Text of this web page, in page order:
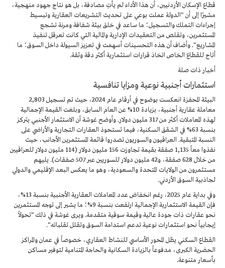
قطاع الإسكان الأردنيين، أن هذا الأداء لم يأتِ مصادفة، بل هو نتاج جهود منهجية،
مشيرًا إلى أن "الدولة عملت بوعي على تحديث التشريعات العقارية وتبسيط
إجراءات التملك والتسجيل؛ ما ساعد في خلق بيئة شفافة ومرنة تشجع
المستثمرين، وتقلص من التعقيدات الإدارية والمالية التي كانت تعرقل تنفيذ
المشاريع". وأضاف أن هذه التحسينات أسهمت في تعزيز السيولة داخل السوق؛ ما
أتاح للقطاع الخاص اتخاذ قرارات استثمارية أكثر دقة وثقة.
أخبار ذات صلة
استثمارات أجنبية نوعية ومزايا تنافسية
البيئة المحفزة انعكست بوضوح في أرقام عام 2024، حيث تم تسجيل 2,803
معاملة عقارية أجنبية، بزيادة 10% عن العام السابق، وبلغت القيمة الإجمالية
لهذه المعاملات أكثر من 317 مليون دولار. وأوضح غوشة أن الاستثمار الأجنبي يتركز
بنسبة 63% في الشقق السكنية، فيما تستحوذ العقارات التجارية والأراضي على
النسبة المتبقية. العراقيون والسوريون تصدروا قائمة المستثمرين الأجانب، حيث
نفذوا معاً 1,135 صفقة بقيمة تجاوزت 156 مليون دولار (114 مليون دولار للعراقيين
من خلال 628 صفقة، و42 مليون دولار للسوريين عبر 507 صفقات). يليهم
مستثمرون من الولايات المتحدة والسعودية، وهو ما يعكس البعد الإقليمي والدولي
لجاذبية السوق الأردني.
وفي بداية عام 2025، رغم انخفاض عدد المعاملات العقارية الأجنبية بنسبة 13%،
فإن القيمة الاستثمارية الإجمالية ارتفعت بنسبة 9%؛ ما يشير إلى توجه المستثمرين
نحو عقارات ذات جودة عالية وقيمة سوقية متقدمة. ويرى غوشة في ذلك "تحولاً
إيجابياً نحو استثمارات نوعية تدعم استدامة السوق وتقلل تقلباته".
القطاع السكني يظل المحور الأساسي للنشاط العقاري، خصوصاً في عمان والمراكز
الحضرية الكبرى، مدفوعاً بالزيادة السكانية والحاجة المتنامية لتوفير مساكن
بأسعار متنوعة.